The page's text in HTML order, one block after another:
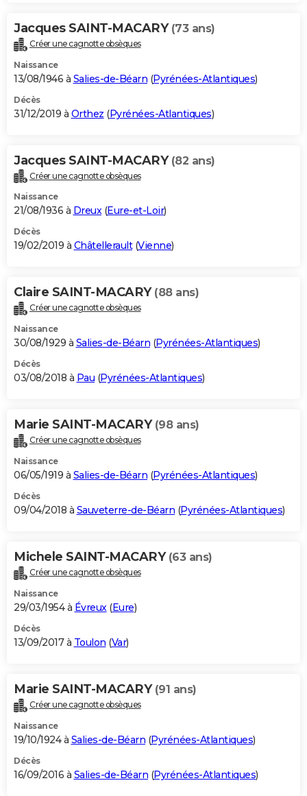
Jacques SAINT-MACARY (73 ans)
Créer une cagnotte obsèques
Naissance
13/08/1946 à Salies-de-Béarn (Pyrénées-Atlantiques)
Décès
31/12/2019 à Orthez (Pyrénées-Atlantiques)
Jacques SAINT-MACARY (82 ans)
Créer une cagnotte obsèques
Naissance
21/08/1936 à Dreux(Eure-et-Loir)
Décès
19/02/2019 à Châtellerault(Vienne)
Claire SAINT-MACARY (88 ans)
Créer une cagnotte obsèques
Naissance
30/08/1929 à Salies-de-Béarn (Pyrénées-Atlantiques)
Décès
03/08/2018 à Pau (Pyrénées-Atlantiques)
Marie SAINT-MACARY (98 ans)
Créer une cagnotte obsèques
Naissance
06/05/1919 à Salies-de-Béarn (Pyrénées-Atlantiques)
Décès
09/04/2018 à Sauveterre-de-Béarn (Pyrénées-Atlantiques)
Michele SAINT-MACARY (63 ans)
Créer une cagnotte obsèques
Naissance
29/03/1954 à Évreux(Eure)
Décès
13/09/2017 à Toulon (Var)
Marie SAINT-MACARY (91 ans)
Créer une cagnotte obsèques
Naissance
19/10/1924 à Salies-de-Béarn (Pyrénées-Atlantiques)
Décès
16/09/2016 à Salies-de-Béarn (Pyrénées-Atlantiques)